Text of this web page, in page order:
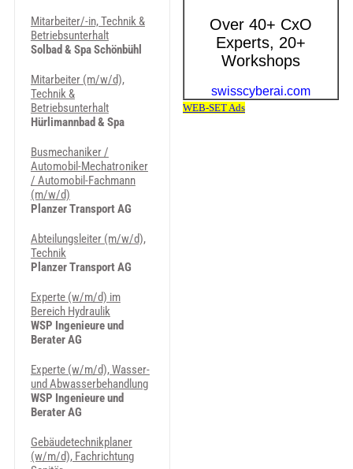
Mitarbeiter/-in, Technik &
Betriebsunterhalt
Solbad & Spa Schönbühl
Mitarbeiter (m/w/d),
Technik &
Betriebsunterhalt
Hürlimannbad & Spa
Busmechaniker /
Automobil-Mechatroniker
/ Automobil-Fachmann
(m/w/d)
Planzer Transport AG
Abteilungsleiter (m/w/d),
Technik
Planzer Transport AG
Experte (w/m/d) im
Bereich Hydraulik
WSP Ingenieure und
Berater AG
Experte (w/m/d), Wasser-
und Abwasserbehandlung
WSP Ingenieure und
Berater AG
Gebäudetechnikplaner
(w/m/d), Fachrichtung